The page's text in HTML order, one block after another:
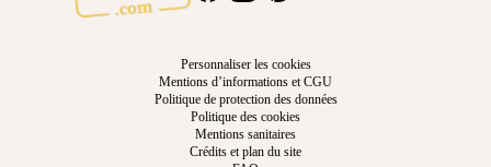
Personnaliser les cookies
Mentions d’informations et CGU
Politique de protection des données
Politique des cookies
Mentions sanitaires
Crédits et plan du site